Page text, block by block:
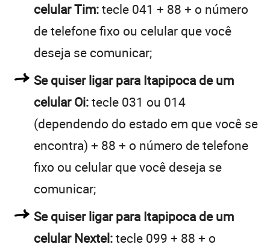
celular Tim:tecle 041 + 88 + o número
de telefone fixo ou celular que você
deseja se comunicar;
Se quiser ligar para Itapipoca de um
celular Oi:tecle 031 ou 014
(dependendo do estado em que você se
encontra) + 88 + o número de telefone
fixo ou celular que você deseja se
comunicar;
Se quiser ligar para Itapipoca de um
celular Nextel:tecle 099 + 88 + o